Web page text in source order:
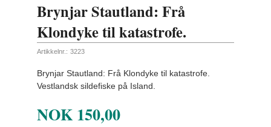
Brynjar Stautland: Frå
Klondyke til katastrofe.
Artikkelnr.: 3223
Brynjar Stautland: Frå Klondyke til katastrofe.
Vestlandsk sildefiske på Island.
NOK 150,00